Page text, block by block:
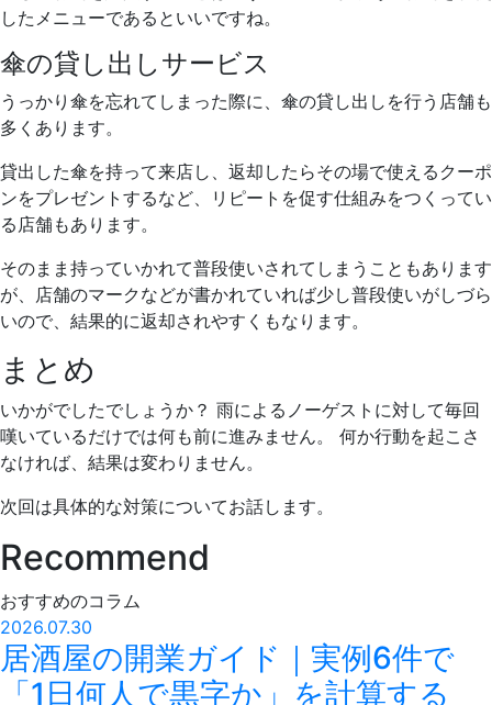
したメニューであるといいですね。
傘の貸し出しサービス
うっかり傘を忘れてしまった際に、傘の貸し出しを行う店舗も
多くあります。
貸出した傘を持って来店し、返却したらその場で使えるクーポ
ンをプレゼントするなど、リピートを促す仕組みをつくってい
る店舗もあります。
そのまま持っていかれて普段使いされてしまうこともあります
が、店舗のマークなどが書かれていれば少し普段使いがしづら
いので、結果的に返却されやすくもなります。
まとめ
いかがでしたでしょうか？ 雨によるノーゲストに対して毎回
嘆いているだけでは何も前に進みません。 何か行動を起こさ
なければ、結果は変わりません。
次回は具体的な対策についてお話します。
Recommend
おすすめのコラム
2026.07.30
居酒屋の開業ガイド｜実例6件で
「1日何人で黒字か」を計算する